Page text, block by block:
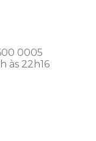
0005
às 22h16